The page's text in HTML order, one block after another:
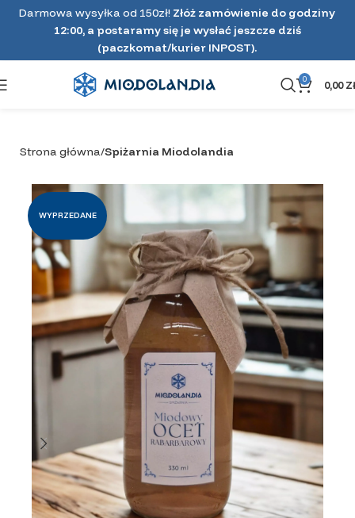
Darmowa wysyłka od 150zł! Złóż zamówienie do godziny
12:00, a postaramy się je wysłać jeszcze dziś
(paczkomat/kurier INPOST).
0 0,00
Strona główna Spiżarnia Miodolandia
WYPRZEDANE